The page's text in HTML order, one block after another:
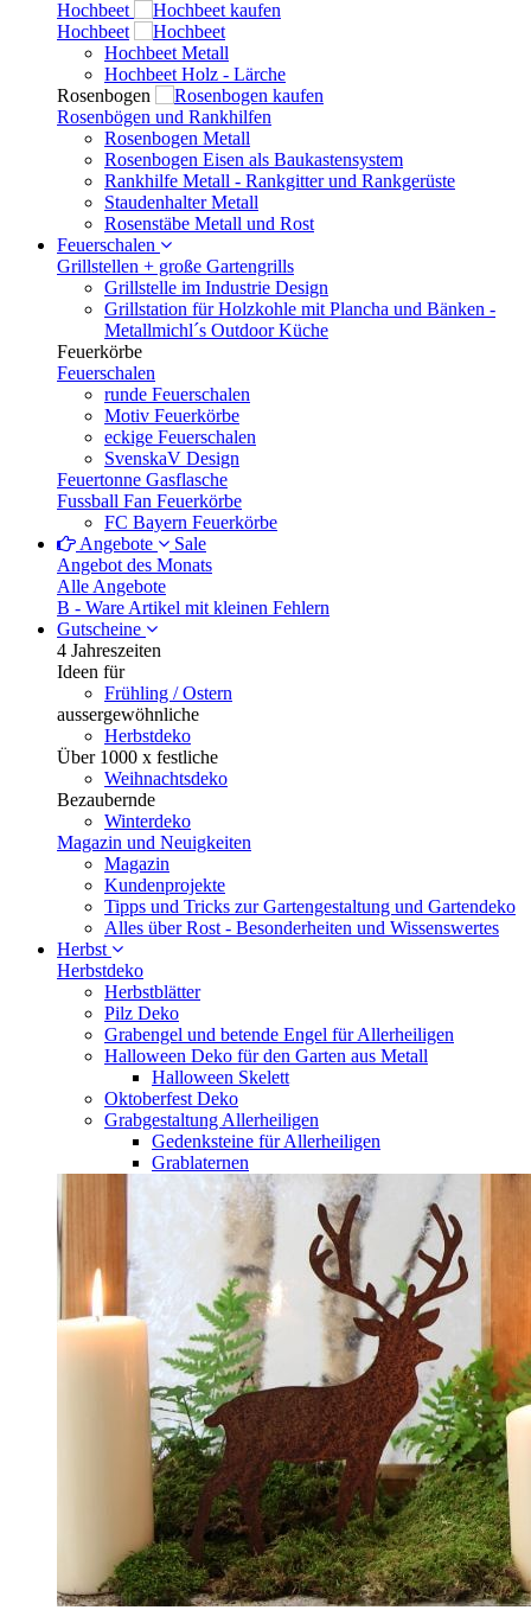
Hochbeet
Hochbeet
Hochbeet Metall
Hochbeet Holz - Lärche
Rosenbogen
Rosenbögen und Rankhilfen
Rosenbogen Metall
Rosenbogen Eisen als Baukastensystem
Rankhilfe Metall - Rankgitter und Rankgerüste
Staudenhalter Metall
Rosenstäbe Metall und Rost
Feuerschalen
Grillstellen + große Gartengrills
Grillstelle im Industrie Design
Grillstation für Holzkohle mit Plancha und Bänken -
Metallmichl´s Outdoor Küche
Feuerkörbe
Feuerschalen
runde Feuerschalen
Motiv Feuerkörbe
eckige Feuerschalen
SvenskaV Design
Feuertonne Gasflasche
Fussball Fan Feuerkörbe
FC Bayern Feuerkörbe
Angebote
Sale
Angebot des Monats
Alle Angebote
B - Ware Artikel mit kleinen Fehlern
Gutscheine
4 Jahreszeiten
Ideen für
Frühling / Ostern
aussergewöhnliche
Herbstdeko
Über 1000 x festliche
Weihnachtsdeko
Bezaubernde
Winterdeko
Magazin und Neuigkeiten
Magazin
Kundenprojekte
Tipps und Tricks zur Gartengestaltung und Gartendeko
Alles über Rost - Besonderheiten und Wissenswertes
Herbst
Herbstdeko
Herbstblätter
Pilz Deko
Grabengel und betende Engel für Allerheiligen
Halloween Deko für den Garten aus Metall
Halloween Skelett
Oktoberfest Deko
Grabgestaltung Allerheiligen
Gedenksteine für Allerheiligen
Grablaternen